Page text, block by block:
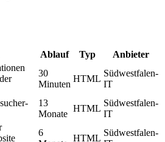
Ablauf Typ Anbieter
30
Minuten
HTML
Südwestfalen-
IT
13
Monate
HTML
Südwestfalen-
IT
6
HTML
Südwestfalen-